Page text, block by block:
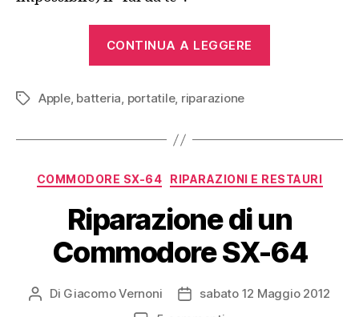
CONTINUA A LEGGERE
Macintosh
Tag Apple, batteria, portatile, riparazione
Categorie
COMMODORE SX-64 RIPARAZIONI E RESTAURI
Riparazione di un
Commodore SX-64
Autore
Di Giacomo Vernoni
Data
dell'articolo
sabato 12 Maggio 2012